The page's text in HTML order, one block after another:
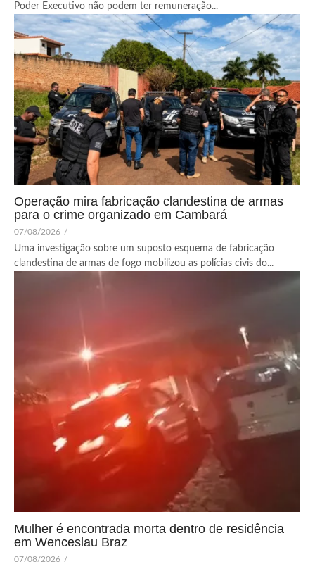
Poder Executivo não podem ter remuneração...
Operação mira fabricação clandestina de armas
para o crime organizado em Cambará
07/08/2026 /
Uma investigação sobre um suposto esquema de fabricação
clandestina de armas de fogo mobilizou as polícias civis do...
Mulher é encontrada morta dentro de residência
em Wenceslau Braz
07/08/2026 /